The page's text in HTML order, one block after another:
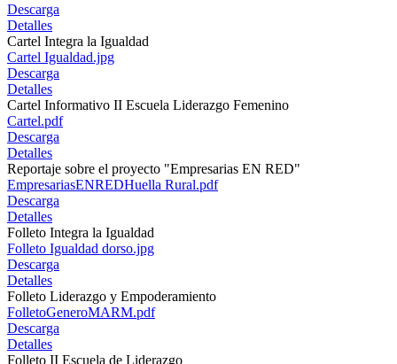
Descarga
Detalles
Cartel Integra la Igualdad
Cartel Igualdad.jpg
Descarga
Detalles
Cartel Informativo II Escuela Liderazgo Femenino
Cartel.pdf
Descarga
Detalles
Reportaje sobre el proyecto "Empresarias EN RED"
EmpresariasENREDHuella Rural.pdf
Descarga
Detalles
Folleto Integra la Igualdad
Folleto Igualdad dorso.jpg
Descarga
Detalles
Folleto Liderazgo y Empoderamiento
FolletoGeneroMARM.pdf
Descarga
Detalles
Folleto II Escuela de Liderazgo